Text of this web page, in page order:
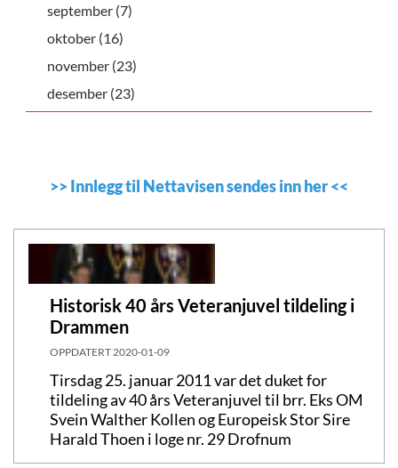
>>Innlegg til Nettavisen sendes inn her<<
Historisk 40 års Veteranjuvel tildeling i
Drammen
OPPDATERT 2020-01-09
Tirsdag 25. januar 2011 var det duket for
tildeling av 40 års Veteranjuvel til brr. Eks OM
Svein Walther Kollen og Europeisk Stor Sire
Harald Thoen i loge nr. 29 Drofnum
september (7)
oktober (16)
november (23)
desember (23)